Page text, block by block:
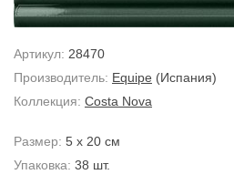
Артикул: 28470
Производитель: Equipe (Испания)
Коллекция: Costa Nova
Размер: 5 x 20 см
Упаковка: 38 шт.